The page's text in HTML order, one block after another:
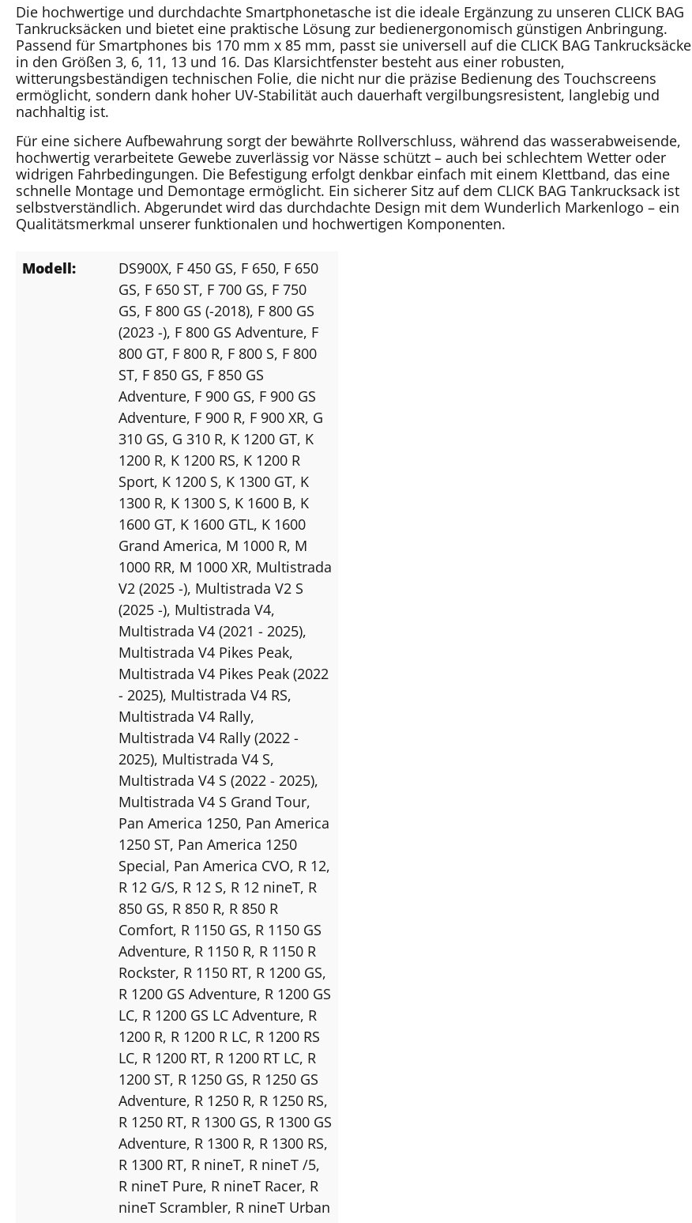
Die hochwertige und durchdachte Smartphonetasche ist die ideale Ergänzung zu unseren CLICK BAG
Tankrucksäcken und bietet eine praktische Lösung zur bedienergonomisch günstigen Anbringung.
Passend für Smartphones bis 170 mm x 85 mm, passt sie universell auf die CLICK BAG Tankrucksäcke
in den Größen 3, 6, 11, 13 und 16. Das Klarsichtfenster besteht aus einer robusten,
witterungsbeständigen technischen Folie, die nicht nur die präzise Bedienung des Touchscreens
ermöglicht, sondern dank hoher UV-Stabilität auch dauerhaft vergilbungsresistent, langlebig und
nachhaltig ist.
Für eine sichere Aufbewahrung sorgt der bewährte Rollverschluss, während das wasserabweisende,
hochwertig verarbeitete Gewebe zuverlässig vor Nässe schützt – auch bei schlechtem Wetter oder
widrigen Fahrbedingungen. Die Befestigung erfolgt denkbar einfach mit einem Klettband, das eine
schnelle Montage und Demontage ermöglicht. Ein sicherer Sitz auf dem CLICK BAG Tankrucksack ist
selbstverständlich. Abgerundet wird das durchdachte Design mit dem Wunderlich Markenlogo – ein
Qualitätsmerkmal unserer funktionalen und hochwertigen Komponenten.
Modell: DS900X, F 450 GS, F 650, F 650
GS, F 650 ST, F 700 GS, F 750
GS, F 800 GS (-2018), F 800 GS
(2023 -), F 800 GS Adventure, F
800 GT, F 800 R, F 800 S, F 800
ST, F 850 GS, F 850 GS
Adventure, F 900 GS, F 900 GS
Adventure, F 900 R, F 900 XR, G
310 GS, G 310 R, K 1200 GT, K
1200 R, K 1200 RS, K 1200 R
Sport, K 1200 S, K 1300 GT, K
1300 R, K 1300 S, K 1600 B, K
1600 GT, K 1600 GTL, K 1600
Grand America, M 1000 R, M
1000 RR, M 1000 XR, Multistrada
V2 (2025 -), Multistrada V2 S
(2025 -), Multistrada V4,
Multistrada V4 (2021 - 2025),
Multistrada V4 Pikes Peak,
Multistrada V4 Pikes Peak (2022
- 2025), Multistrada V4 RS,
Multistrada V4 Rally,
Multistrada V4 Rally (2022 -
2025), Multistrada V4 S,
Multistrada V4 S (2022 - 2025),
Multistrada V4 S Grand Tour,
Pan America 1250, Pan America
1250 ST, Pan America 1250
Special, Pan America CVO, R 12,
R 12 G/S, R 12 S, R 12 nineT, R
850 GS, R 850 R, R 850 R
Comfort, R 1150 GS, R 1150 GS
Adventure, R 1150 R, R 1150 R
Rockster, R 1150 RT, R 1200 GS,
R 1200 GS Adventure, R 1200 GS
LC, R 1200 GS LC Adventure, R
1200 R, R 1200 R LC, R 1200 RS
LC, R 1200 RT, R 1200 RT LC, R
1200 ST, R 1250 GS, R 1250 GS
Adventure, R 1250 R, R 1250 RS,
R 1250 RT, R 1300 GS, R 1300 GS
Adventure, R 1300 R, R 1300 RS,
R 1300 RT, R nineT, R nineT /5,
R nineT Pure, R nineT Racer, R
nineT Scrambler, R nineT Urban